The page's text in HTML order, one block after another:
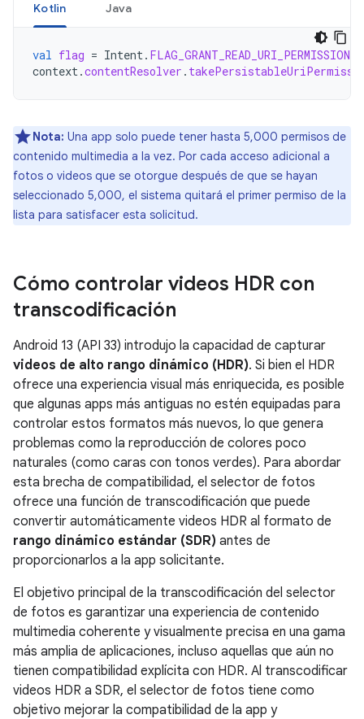
Kotlin Java
val flag = Intent. FLAG_GRANT_READ_URI_PERMISSION
context.contentResolver .
Nota: Una app solo puede tener hasta 5,000 permisos de
contenido multimedia a la vez. Por cada acceso adicional a
fotos o videos que se otorgue después de que se hayan
seleccionado 5,000, el sistema quitará el primer permiso de la
lista para satisfacer esta solicitud.
Cómo controlar videos HDR con
transcodificación
Android 13 (API 33) introdujo la capacidad de capturar
videos de alto rango dinámico (HDR). Si bien el HDR
ofrece una experiencia visual más enriquecida, es posible
que algunas apps más antiguas no estén equipadas para
controlar estos formatos más nuevos, lo que genera
problemas como la reproducción de colores poco
naturales (como caras con tonos verdes). Para abordar
esta brecha de compatibilidad, el selector de fotos
ofrece una función de transcodificación que puede
convertir automáticamente videos HDR al formato de
rango dinámico estándar (SDR) antes de
proporcionarlos a la app solicitante.
El objetivo principal de la transcodificación del selector
de fotos es garantizar una experiencia de contenido
multimedia coherente y visualmente precisa en una gama
más amplia de aplicaciones, incluso aquellas que aún no
tienen compatibilidad explícita con HDR. Al transcodificar
videos HDR a SDR, el selector de fotos tiene como
objetivo mejorar la compatibilidad de la app y